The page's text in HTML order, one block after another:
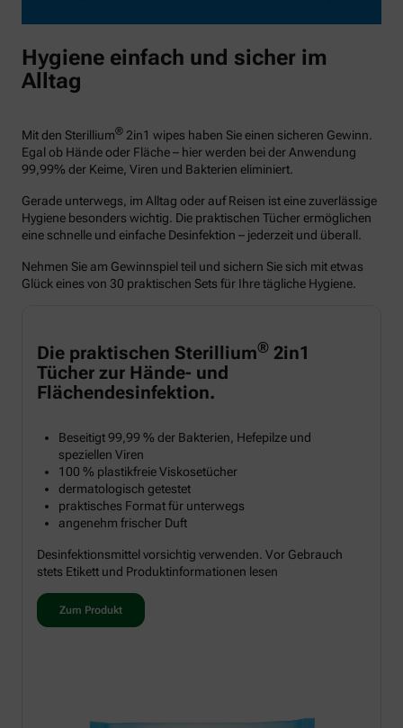
Hygiene einfach und sicher im
Alltag
Mit den Sterillium® 2in1 wipes haben Sie einen sicheren Gewinn.
Egal ob Hände oder Fläche – hier werden bei der Anwendung
99,99% der Keime, Viren und Bakterien eliminiert.
Gerade unterwegs, im Alltag oder auf Reisen ist eine zuverlässige
Hygiene besonders wichtig. Die praktischen Tücher ermöglichen
eine schnelle und einfache Desinfektion – jederzeit und überall.
Nehmen Sie am Gewinnspiel teil und sichern Sie sich mit etwas
Glück eines von 30 praktischen Sets für Ihre tägliche Hygiene.
Die praktischen Sterillium® 2in1
Tücher zur Hände- und
Flächendesinfektion.
Beseitigt 99,99 % der Bakterien, Hefepilze und
speziellen Viren
100 % plastikfreie Viskosetücher
dermatologisch getestet
praktisches Format für unterwegs
angenehm frischer Duft
Desinfektionsmittel vorsichtig verwenden. Vor Gebrauch
stets Etikett und Produktinformationen lesen
Zum Produkt